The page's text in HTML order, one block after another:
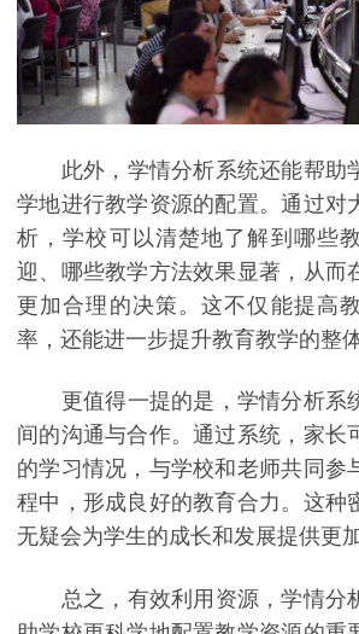
此外，学情分析系统还能帮助
学地进行教学资源的配置。通过对
析，学校可以清楚地了解到哪些
迎、哪些教学方法效果显著，从而
更加合理的决策。这不仅能提高
率，还能进一步提升教育教学的整体
更值得一提的是，学情分析系
间的沟通与合作。通过系统，家长
的学习情况，与学校和老师共同参
程中，形成良好的教育合力。这种
无疑会为学生的成长和发展提供更
总之，有效利用资源，学情分